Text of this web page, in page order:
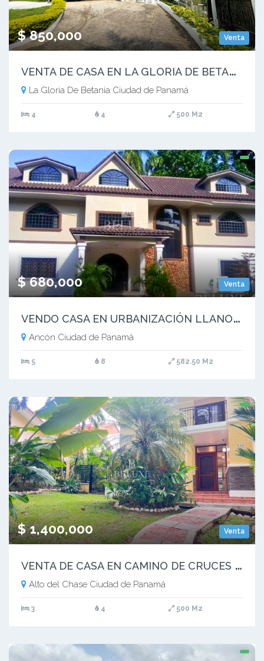
Venta
$ 850,000
V
ENTA DE CASA EN LA GLORIA DE BETANIA (17)
La Gloria De Betania Ciudad de Panamá
4 4 500 M2
Venta
$ 680,000
V
ENDO CASA EN URBANIZACIÓN LLANOS DE CURUNDÚ (6)
Ancón Ciudad de Panamá
5 8 582.50 M2
Venta
$ 1,400,000
V
ENTA DE CASA EN CAMINO DE CRUCES (17)
Alto del Chase Ciudad de Panamá
3 4 500 M2